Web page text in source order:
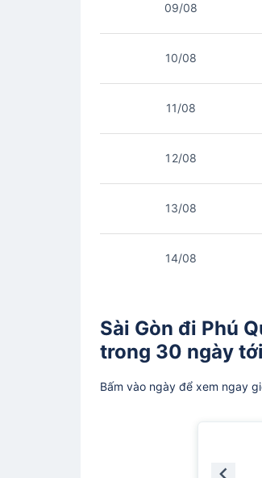
09/08
10/08
11/08
12/08
13/08
14/08
Sài Gòn đi Phú
trong 30 ngày tới
Bấm vào ngày để xem ngay